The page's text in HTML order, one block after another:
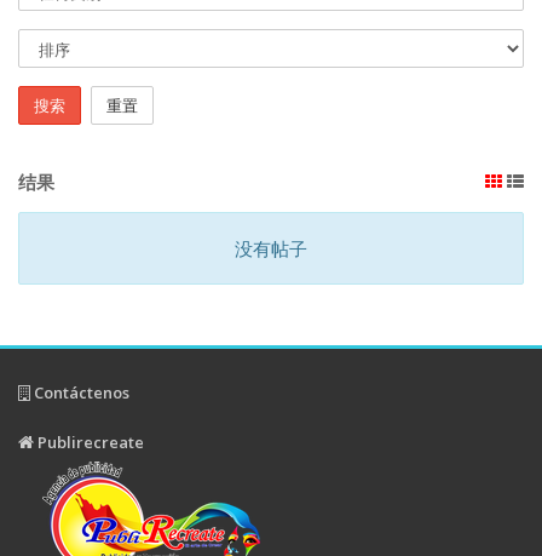
搜索 重置
结果
没有帖子
Contáctenos
Publirecreate